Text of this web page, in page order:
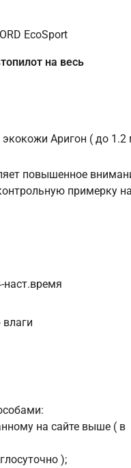
EcoSport
на весь
Аригон ( до 1.2
повышенное
примерку на
наст.время
на сайте выше ( в
);